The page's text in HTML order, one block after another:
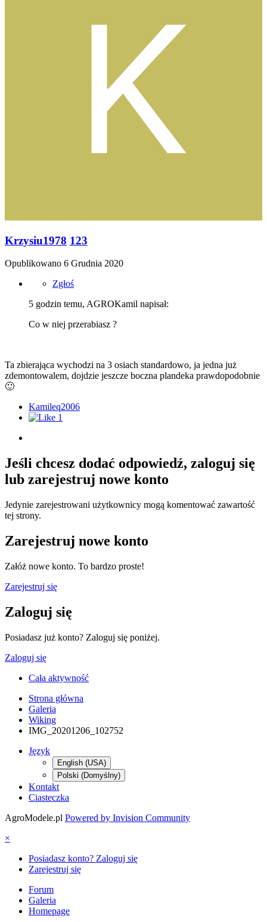
Krzysiu1978 123
Opublikowano 6 Grudnia 2020
Zgłoś
5 godzin temu, AGROKamil napisał:
Co w niej przerabiasz ?
Ta zbierająca wychodzi na 3 osiach standardowo, ja jedna już
zdemontowalem, dojdzie jeszcze boczna plandeka prawdopodobnie
🙂
Kamileq2006
1
Jeśli chcesz dodać odpowiedź, zaloguj się
lub zarejestruj nowe konto
Jedynie zarejestrowani użytkownicy mogą komentować zawartość
tej strony.
Zarejestruj nowe konto
Załóż nowe konto. To bardzo proste!
Zarejestruj się
Zaloguj się
Posiadasz już konto? Zaloguj się poniżej.
Zaloguj się
Cała aktywność
Strona główna
Galeria
Wiking
IMG_20201206_102752
Język
English (USA)
Polski (Domyślny)
Kontakt
Ciasteczka
AgroModele.pl Powered by Invision Community
×
Posiadasz konto? Zaloguj się
Zarejestruj się
Forum
Galeria
Homepage